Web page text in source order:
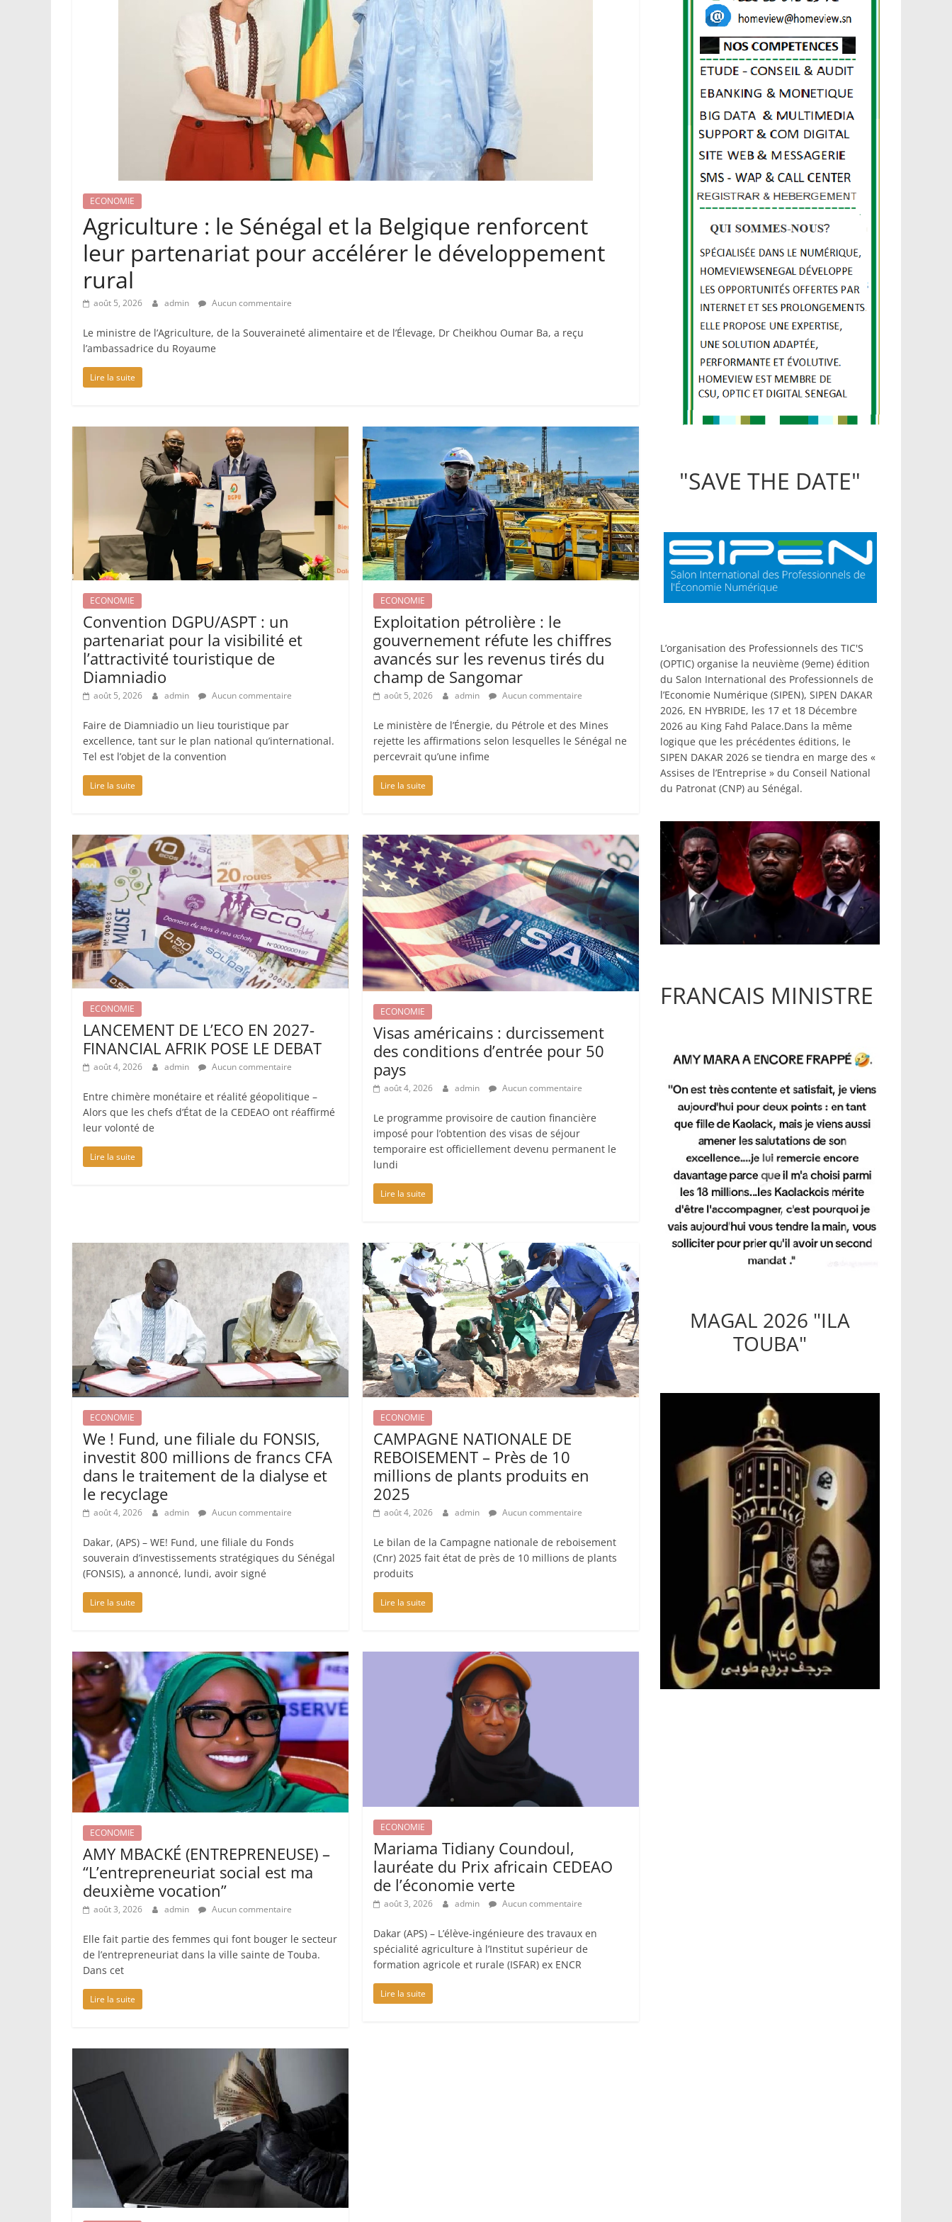
ECONOMIE
Agriculture : le Sénégal et la Belgique renforcent
leur partenariat pour accélérer le développement
rural
août 5, 2026 admin Aucun commentaire
Le ministre de l’Agriculture, de la Souveraineté alimentaire et de l’Élevage, Dr Cheikhou Oumar Ba, a reçu
l’ambassadrice du Royaume
Lire la suite
ECONOMIE
Convention DGPU/ASPT : un
partenariat pour la visibilité et
l’attractivité touristique de
Diamniadio
août 5, 2026 admin Aucun commentaire
Faire de Diamniadio un lieu touristique par
excellence, tant sur le plan national qu’international.
Tel est l’objet de la convention
Lire la suite
ECONOMIE
Exploitation pétrolière : le
gouvernement réfute les chiffres
avancés sur les revenus tirés du
champ de Sangomar
août 5, 2026 admin Aucun commentaire
Le ministère de l’Énergie, du Pétrole et des Mines
rejette les affirmations selon lesquelles le Sénégal ne
percevrait qu’une infime
Lire la suite
ECONOMIE
LANCEMENT DE L’ECO EN 2027-
FINANCIAL AFRIK POSE LE DEBAT
août 4, 2026 admin Aucun commentaire
Entre chimère monétaire et réalité géopolitique –
Alors que les chefs d’État de la CEDEAO ont réaffirmé
leur volonté de
Lire la suite
ECONOMIE
Visas américains : durcissement
des conditions d’entrée pour 50
pays
août 4, 2026 admin Aucun commentaire
Le programme provisoire de caution financière
imposé pour l’obtention des visas de séjour
temporaire est officiellement devenu permanent le
lundi
Lire la suite
ECONOMIE
We ! Fund, une filiale du FONSIS,
investit 800 millions de francs CFA
dans le traitement de la dialyse et
le recyclage
août 4, 2026 admin Aucun commentaire
Dakar, (APS) – WE! Fund, une filiale du Fonds
souverain d’investissements stratégiques du Sénégal
(FONSIS), a annoncé, lundi, avoir signé
Lire la suite
ECONOMIE
CAMPAGNE NATIONALE DE
REBOISEMENT – Près de 10
millions de plants produits en
2025
août 4, 2026 admin Aucun commentaire
Le bilan de la Campagne nationale de reboisement
(Cnr) 2025 fait état de près de 10 millions de plants
produits
Lire la suite
ECONOMIE
AMY MBACKÉ (ENTREPRENEUSE) –
“L’entrepreneuriat social est ma
deuxième vocation”
août 3, 2026 admin Aucun commentaire
Elle fait partie des femmes qui font bouger le secteur
de l’entrepreneuriat dans la ville sainte de Touba.
Dans cet
Lire la suite
ECONOMIE
Mariama Tidiany Coundoul,
lauréate du Prix africain CEDEAO
de l’économie verte
août 3, 2026 admin Aucun commentaire
Dakar (APS) – L’élève-ingénieure des travaux en
spécialité agriculture à l’Institut supérieur de
formation agricole et rurale (ISFAR) ex ENCR
Lire la suite
"SAVE THE DATE"
L’organisation des Professionnels des TIC'S
(OPTIC) organise la neuvième (9eme) édition
du Salon International des Professionnels de
l’Economie Numérique (SIPEN), SIPEN DAKAR
2026, EN HYBRIDE, les 17 et 18 Décembre
2026 au King Fahd Palace.Dans la même
logique que les précédentes éditions, le
SIPEN DAKAR 2026 se tiendra en marge des «
Assises de l’Entreprise » du Conseil National
du Patronat (CNP) au Sénégal.
FRANCAIS MINISTRE
MAGAL 2026 "ILA
TOUBA"